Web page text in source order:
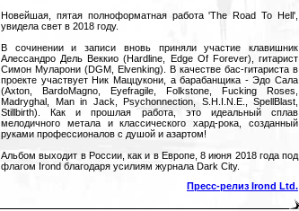
Новейшая, пятая полноформатная работа 'The Road To Hell',
увидела свет в 2018 году.
В сочинении и записи вновь приняли участие клавишник
Алессандро Дель Веккио (Hardline, Edge Of Forever), гитарист
Симон Муларони (DGM, Elvenking). В качестве бас-гитариста в
проекте участвует Ник Маццукони, а барабанщика - Эдо Сала
(Axton, BardoMagno, Eyefragile, Folkstone, Fucking Roses,
Madryghal, Man in Jack, Psychonnection, S.H.I.N.E., SpellBlast,
Stillbirth). Как и прошлая работа, это идеальный сплав
мелодичного метала и классического хард-рока, созданный
руками профессионалов с душой и азартом!
Альбом выходит в России, как и в Европе, 8 июня 2018 года под
флагом Irond благодаря усилиям журнала Dark City.
Пресс-релиз Irond Ltd.